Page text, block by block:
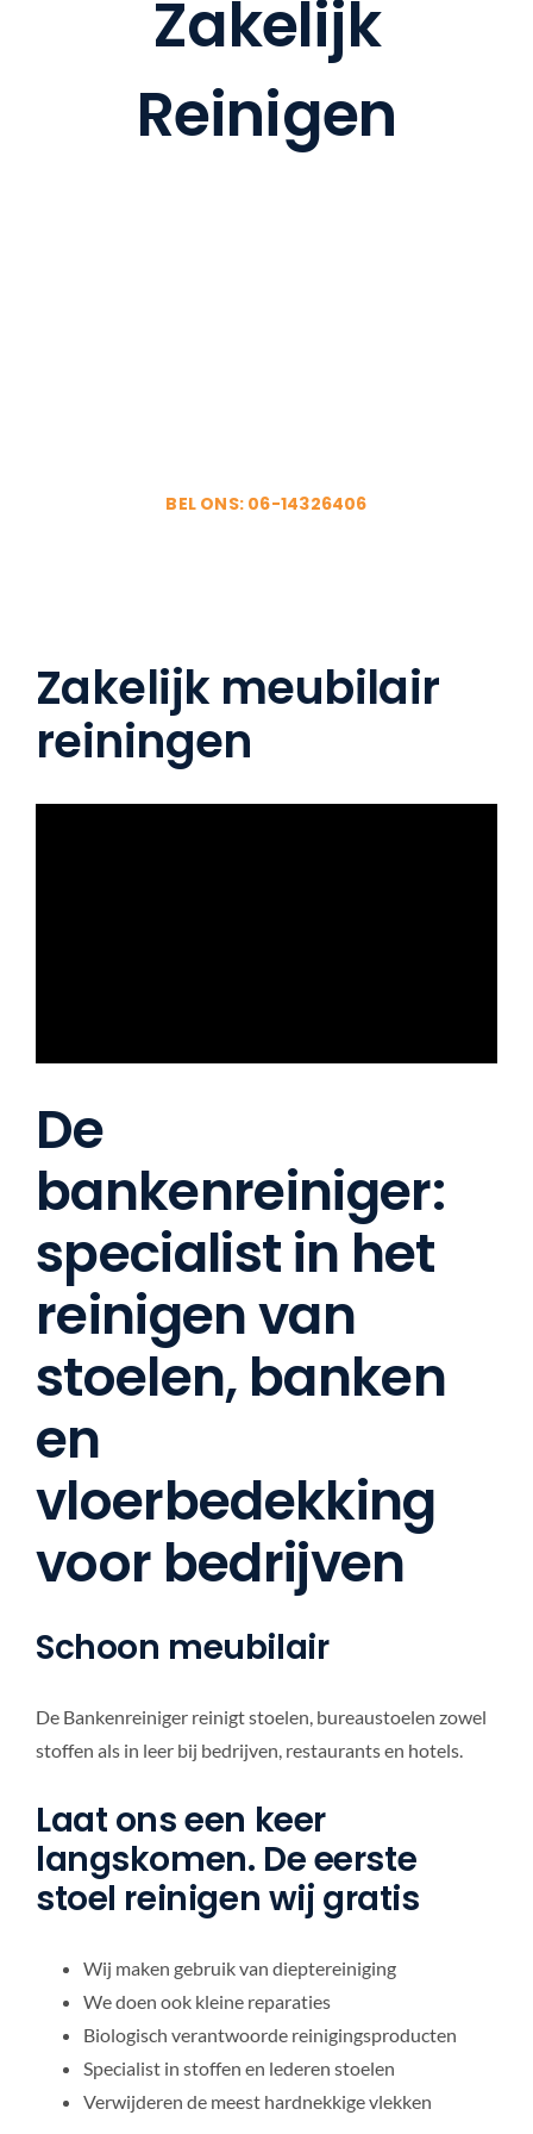
Zakelijk
Reinigen
BEL ONS: 06-14326406
Zakelijk meubilair
reiningen
De
bankenreiniger:
specialist in het
reinigen van
stoelen, banken
en
vloerbedekking
voor bedrijven
Schoon meubilair
De Bankenreiniger reinigt stoelen, bureaustoelen zowel
stoffen als in leer bij bedrijven, restaurants en hotels.
Laat ons een keer
langskomen. De eerste
stoel reinigen wij gratis
Wij maken gebruik van dieptereiniging
We doen ook kleine reparaties
Biologisch verantwoorde reinigingsproducten
Specialist in stoffen en lederen stoelen
Verwijderen de meest hardnekkige vlekken